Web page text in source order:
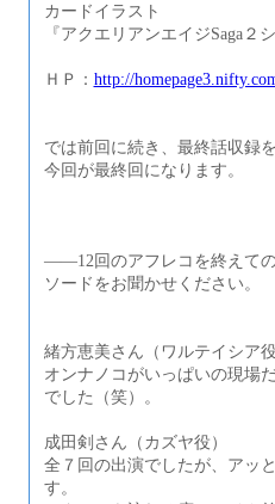
カードイラスト
『アクエリアンエイジSaga２
ＨＰ： http://
では前回に続き、最終話収録
今回が最終回になります。
――12回のアフレコを終えて
ソードをお聞かせください。
緒方恵美さん（ワルテイシア
オンナノコがいっぱいの現場
でした（笑）。
成田剣さん（カズヤ役）
全７回の出演でしたが、アッ
す。